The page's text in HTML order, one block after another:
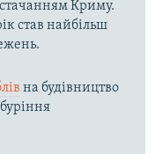
Криму.
став найбільш
на будівництво